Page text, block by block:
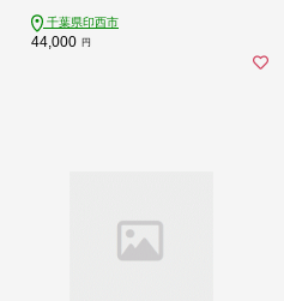
千葉県印西市
44,000 円